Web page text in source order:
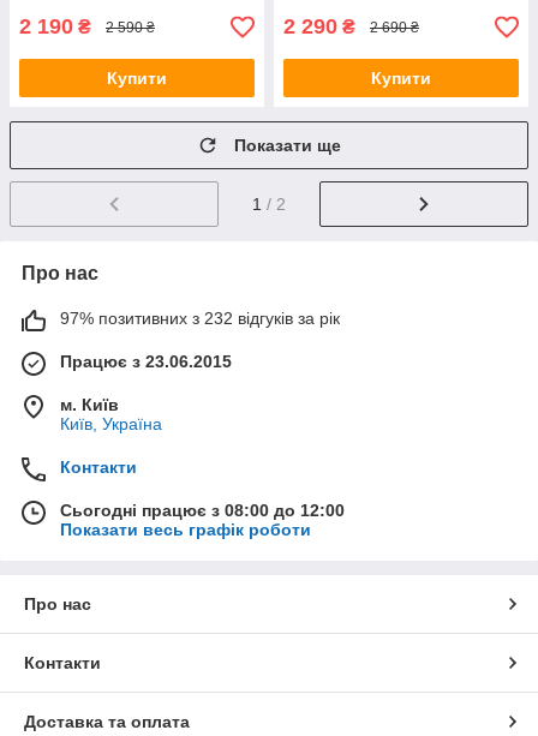
2 190 ₴ 2 590 ₴
Купити
2 290 ₴ 2 690 ₴
Купити
Показати ще
1 / 2
Про нас
97% позитивних з 232 відгуків за рік
Працює з 23.06.2015
м. Київ
Київ, Україна
Контакти
Сьогодні працює з 08:00 до 12:00
Показати весь графік роботи
Про нас
Контакти
Доставка та оплата